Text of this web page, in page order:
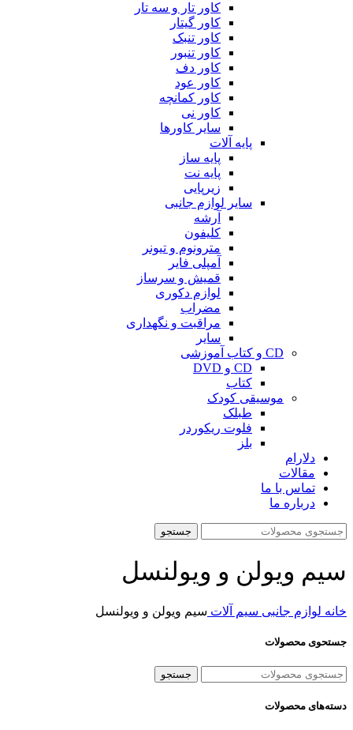
کاور تار و سه تار
کاور گیتار
کاور تنبک
کاور تنبور
کاور دف
کاور عود
کاور کمانچه
کاور نی
سایر کاورها
پایه آلات
پایه ساز
پایه نت
زیرپایی
سایر لوازم جانبی
آرشه
کلیفون
مترونوم و تیونر
آمپلی فایر
قمیش و سرساز
لوازم دکوری
مضراب
مراقبت و نگهداری
سایر
CD و کتاب آموزشی
CD و DVD
کتاب
موسیقی کودک
طبلک
فلوت ریکوردر
بلز
دلارام
مقالات
تماس با ما
درباره ما
جستجو
سیم ویولن و ویولنسل
خانه لوازم جانبی سیم آلات سیم ویولن و ویولنسل
جستحوی محصولات
جستجو
دسته‌های محصولات